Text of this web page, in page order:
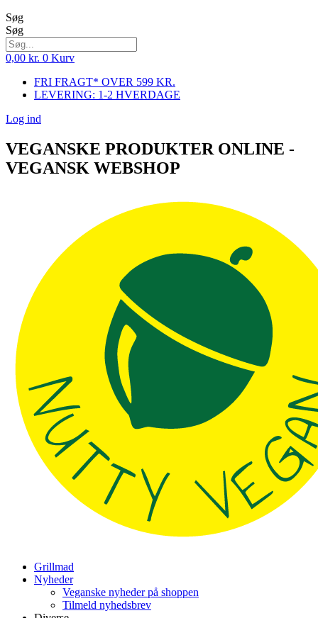
Søg
Søg
0,00 kr. 0 Kurv
FRI FRAGT* OVER 599 KR.
LEVERING: 1-2 HVERDAGE
Log ind
VEGANSKE PRODUKTER ONLINE -
VEGANSK WEBSHOP
Grillmad
Nyheder
Veganske nyheder på shoppen
Tilmeld nyhedsbrev